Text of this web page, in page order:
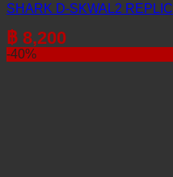
SHARK D-SKWAL2
฿ 8,200
-40%